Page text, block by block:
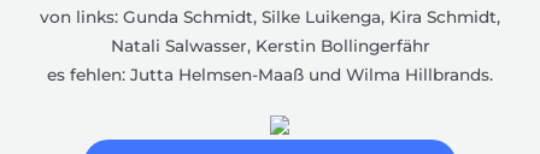
von links: Gunda Schmidt, Silke Luikenga, Kira Schmidt,
Natali Salwasser, Kerstin Bollingerfähr
es fehlen: Jutta Helmsen-Maaß und Wilma Hillbrands.